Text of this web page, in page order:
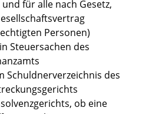
für alle nach Gesetz,
Personen)
Steuersachen des
Schuldnerverzeichnis des
ob eine